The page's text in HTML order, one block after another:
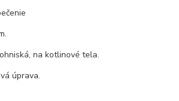
na kotlinové tela.
úprava.